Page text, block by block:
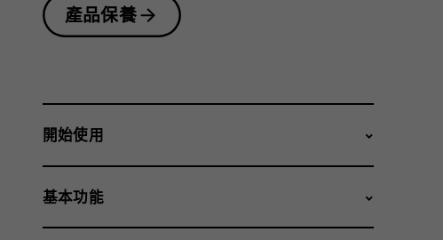
產品保養
開始使用
基本功能